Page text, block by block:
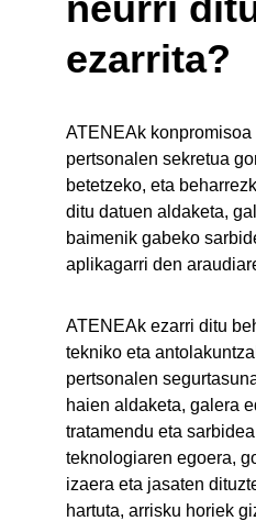
ezarrita?
ATENEAk konpromisoa
pertsonalen sekretua
betetzeko, eta
ditu datuen aldaketa,
baimenik gabeko
aplikagarri den
ATENEAk ezarri ditu
tekniko eta
pertsonalen
haien aldaketa, galera
tratamendu eta
teknologiaren egoera,
izaera eta jasaten
hartuta, arrisku horiek